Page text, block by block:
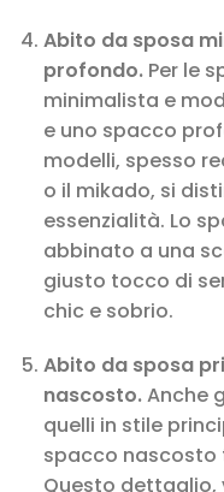
Abito da sposa
profondo.Per le
minimalista e
e uno spacco
modelli, spesso
o il mikado, si
essenzialità. Lo
abbinato a una
giusto tocco di
chic e sobrio.
Abito da sposa
nascosto.Anche
quelli in stile
spacco nascosto
Questo dettaglio,